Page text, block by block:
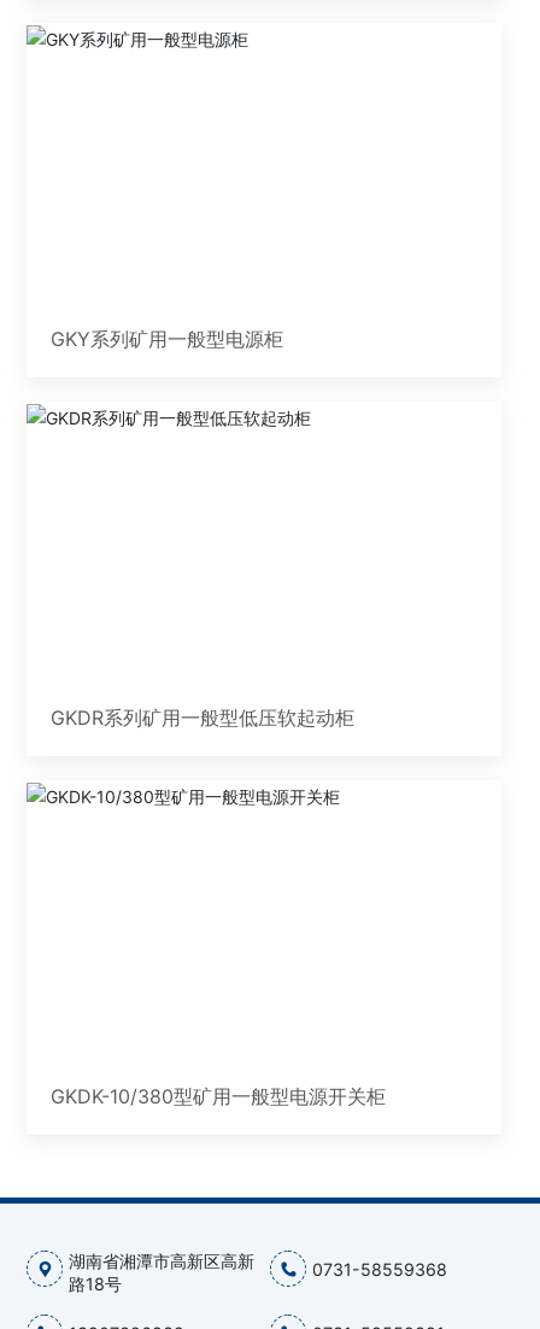
GKY系列矿用一般型电源柜
GKDR系列矿用一般型低压软起动柜
GKDK-10/380型矿用一般型电源开关柜
湖南省湘潭市高新区高新
路18号
0731-58559368